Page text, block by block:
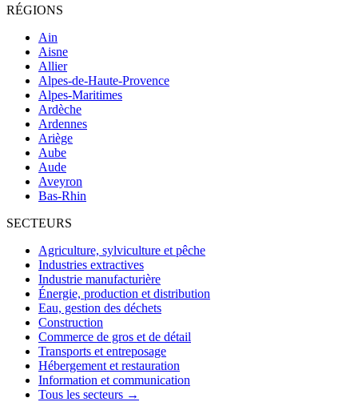
RÉGIONS
Ain
Aisne
Allier
Alpes-de-Haute-Provence
Alpes-Maritimes
Ardèche
Ardennes
Ariège
Aube
Aude
Aveyron
Bas-Rhin
SECTEURS
Agriculture, sylviculture et pêche
Industries extractives
Industrie manufacturière
Énergie, production et distribution
Eau, gestion des déchets
Construction
Commerce de gros et de détail
Transports et entreposage
Hébergement et restauration
Information et communication
Tous les secteurs →